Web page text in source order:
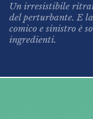
Un irresistibile
del perturbante. E
comico e sinistro è
ingredienti.